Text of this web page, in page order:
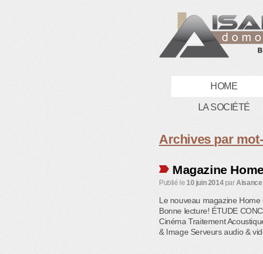
HOME
LA SOCIÉTÉ
Archives par
Magazine
Publié le 10 juin 2014par
Le nouveau magazine Home
Bonne lecture! ÉTUDE
Cinéma Traitement
& Image Serveurs audio &